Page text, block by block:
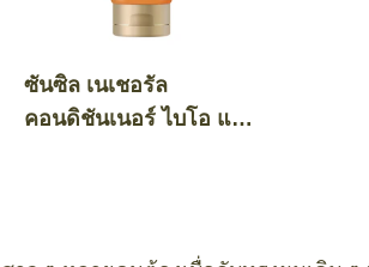
ซันซิล เนเชอรัล
คอนดิชันเนอร์ ไบโอ แอ